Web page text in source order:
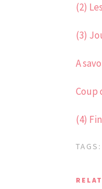
(2)
(3)
A
Coup
(4)
TAGS: